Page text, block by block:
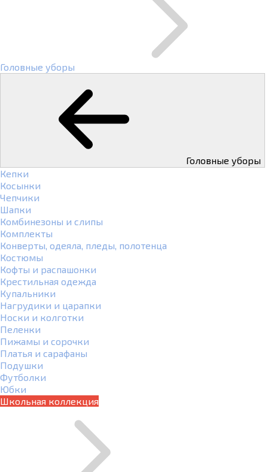
Головные уборы
Головные уборы
Кепки
Косынки
Чепчики
Шапки
Комбинезоны и слипы
Комплекты
Конверты, одеяла, пледы, полотенца
Костюмы
Кофты и распашонки
Крестильная одежда
Купальники
Нагрудики и царапки
Носки и колготки
Пеленки
Пижамы и сорочки
Платья и сарафаны
Подушки
Футболки
Юбки
Школьная коллекция